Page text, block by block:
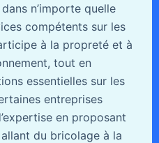
n’importe quelle
compétents sur les
à la propreté et à
tout en
essentielles sur les
entreprises
en proposant
du bricolage à la